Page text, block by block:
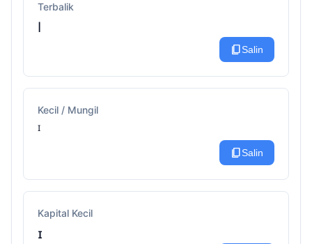
Terbalik
I
content_copySalin
Kecil / Mungil
ᴵ
content_copySalin
Kapital Kecil
ɪ